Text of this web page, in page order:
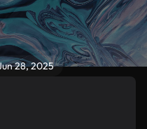
28, 2025